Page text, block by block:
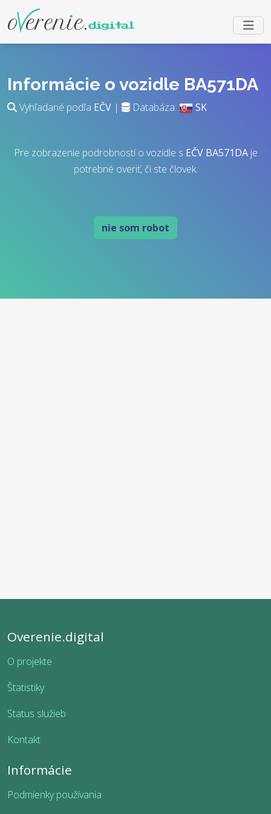
Informácie o vozidle BA571DA
Vyhľadané podľa EČV | Databáza: SK
Pre zobrazenie podrobností o vozidle s EČV BA571DAje
potrebné overiť, či ste človek.
nie som robot
Overenie.digital
O projekte
Štatistiky
Status služieb
Kontakt
Informácie
Podmienky používania